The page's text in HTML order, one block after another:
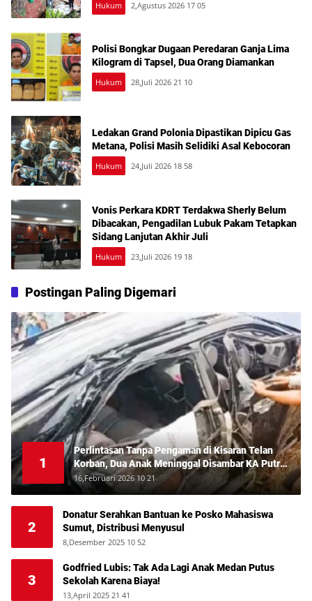
Hukum 2,Agustus 2026 17 05
Polisi Bongkar Dugaan Peredaran Ganja Lima
Kilogram di Tapsel, Dua Orang Diamankan
Hukum 28,Juli 2026 21 10
Ledakan Grand Polonia Dipastikan Dipicu Gas
Metana, Polisi Masih Selidiki Asal Kebocoran
Hukum 24,Juli 2026 18 58
Vonis Perkara KDRT Terdakwa Sherly Belum
Dibacakan, Pengadilan Lubuk Pakam Tetapkan
Sidang Lanjutan Akhir Juli
Hukum 23,Juli 2026 19 18
Postingan Paling Digemari
1
Perlintasan Tanpa Pengaman di Kisaran Telan
Korban, Dua Anak Meninggal Disambar KA Putri
Deli
16,Februari 2026 10 21
2
Donatur Serahkan Bantuan ke Posko Mahasiswa
Sumut, Distribusi Menyusul
8,Desember 2025 10 52
3
Godfried Lubis: Tak Ada Lagi Anak Medan Putus
Sekolah Karena Biaya!
13,April 2025 21 41